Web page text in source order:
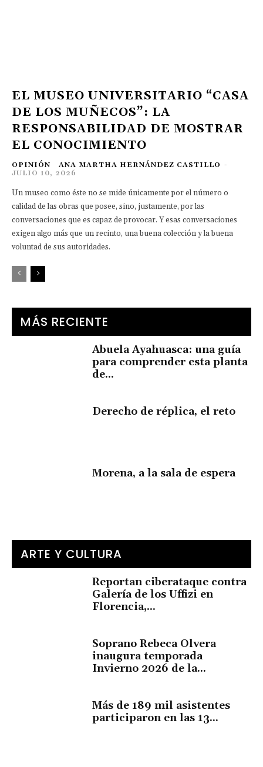
EL MUSEO UNIVERSITARIO “CASA
DE LOS MUÑECOS”: LA
RESPONSABILIDAD DE MOSTRAR
EL CONOCIMIENTO
OPINIÓN ANA MARTHA HERNÁNDEZ CASTILLO -
JULIO 10, 2026
Un museo como éste no se mide únicamente por el número o
calidad de las obras que posee, sino, justamente, por las
conversaciones que es capaz de provocar. Y esas conversaciones
exigen algo más que un recinto, una buena colección y la buena
voluntad de sus autoridades.
MÁS RECIENTE
Abuela Ayahuasca: una guía
para comprender esta planta
de...
Derecho de réplica, el reto
Morena, a la sala de espera
ARTE Y CULTURA
Reportan ciberataque contra
Galería de los Uffizi en
Florencia,...
Soprano Rebeca Olvera
inaugura temporada
Invierno 2026 de la...
Más de 189 mil asistentes
participaron en las 13...